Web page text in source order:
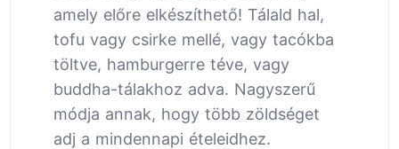
amely előre elkészíthető! Tálald hal,
tofu vagy csirke mellé, vagy tacókba
töltve, hamburgerre téve, vagy
buddha-tálakhoz adva. Nagyszerű
módja annak, hogy több zöldséget
adj a mindennapi ételeidhez.